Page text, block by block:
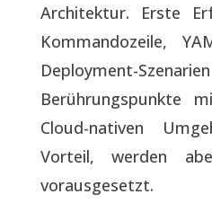
Architektur. Erste
Kommandozeile,
Deployment-
Berührungspunkte
Cloud-nativen
Vorteil, werden
vorausgesetzt.